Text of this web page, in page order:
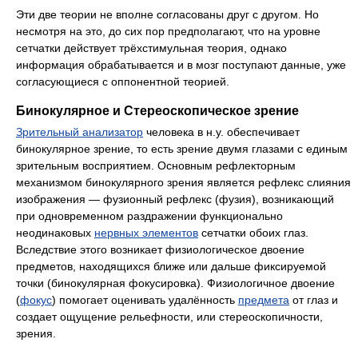
Эти две теории не вполне согласованы друг с другом. Но
несмотря на это, до сих пор предполагают, что на уровне
сетчатки действует трёхстимульная теория, однако
информация обрабатывается и в мозг поступают данные, уже
согласующиеся с оппонентной теорией.
Бинокулярное и Стереоскопическое зрение
Зрительный анализатор человека в н.у. обеспечивает
бинокулярное зрение, то есть зрение двумя глазами с единым
зрительным восприятием. Основным рефлекторным
механизмом бинокулярного зрения является рефлекс слияния
изображения — фузионный рефлекс (фузия), возникающий
при одновременном раздражении функционально
неодинаковых нервных элементов сетчатки обоих глаз.
Вследствие этого возникает физиологическое двоение
предметов, находящихся ближе или дальше фиксируемой
точки (бинокулярная фокусировка). Физиологичное двоение
(фокус) помогает оценивать удалённость предмета от глаз и
создает ощущение рельефности, или стереоскопичности,
зрения.